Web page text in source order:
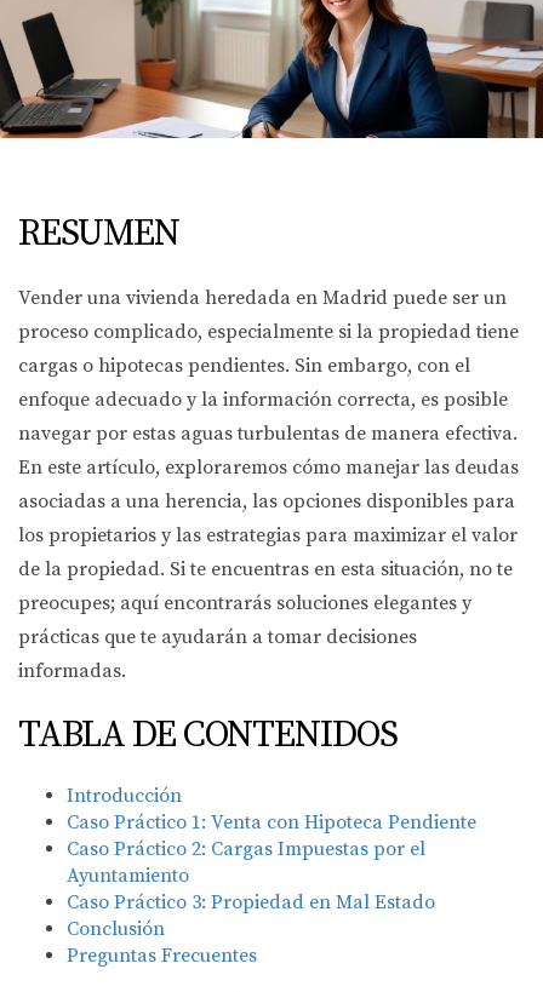
RESUMEN
Vender una vivienda heredada en Madrid puede ser un
proceso complicado, especialmente si la propiedad tiene
cargas o hipotecas pendientes. Sin embargo, con el
enfoque adecuado y la información correcta, es posible
navegar por estas aguas turbulentas de manera efectiva.
En este artículo, exploraremos cómo manejar las deudas
asociadas a una herencia, las opciones disponibles para
los propietarios y las estrategias para maximizar el valor
de la propiedad. Si te encuentras en esta situación, no te
preocupes; aquí encontrarás soluciones elegantes y
prácticas que te ayudarán a tomar decisiones
informadas.
TABLA DE CONTENIDOS
Introducción
Caso Práctico 1: Venta con Hipoteca Pendiente
Caso Práctico 2: Cargas Impuestas por el
Ayuntamiento
Caso Práctico 3: Propiedad en Mal Estado
Conclusión
Preguntas Frecuentes